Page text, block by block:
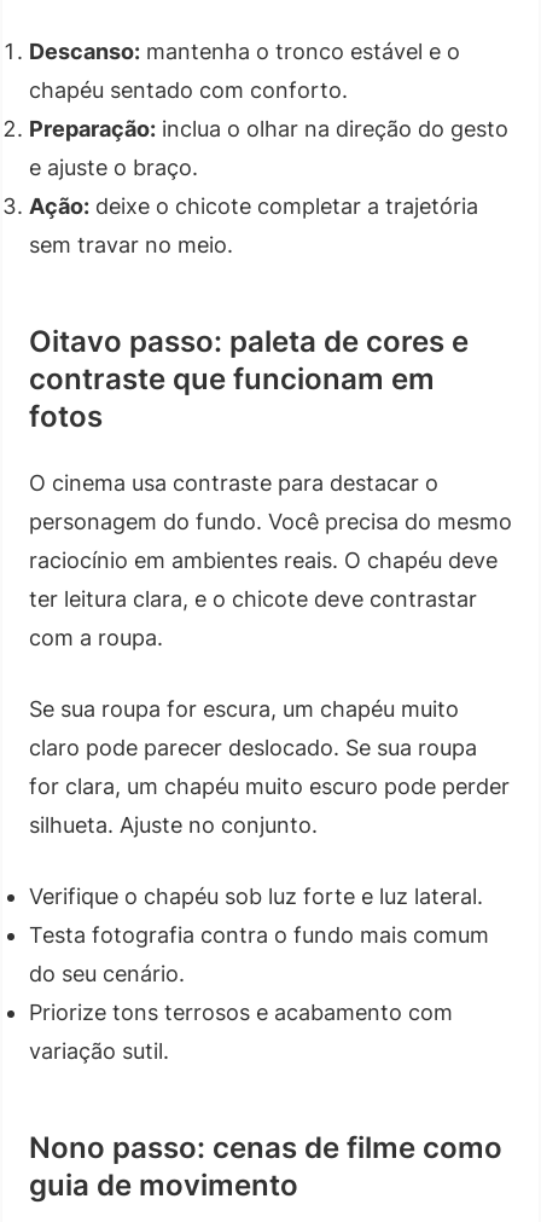
Descanso: mantenha o tronco estável e o
chapéu sentado com conforto.
Preparação: inclua o olhar na direção do gesto
e ajuste o braço.
Ação: deixe o chicote completar a trajetória
sem travar no meio.
Oitavo passo: paleta de cores e
contraste que funcionam em
fotos
O cinema usa contraste para destacar o
personagem do fundo. Você precisa do mesmo
raciocínio em ambientes reais. O chapéu deve
ter leitura clara, e o chicote deve contrastar
com a roupa.
Se sua roupa for escura, um chapéu muito
claro pode parecer deslocado. Se sua roupa
for clara, um chapéu muito escuro pode perder
silhueta. Ajuste no conjunto.
Verifique o chapéu sob luz forte e luz lateral.
Testa fotografia contra o fundo mais comum
do seu cenário.
Priorize tons terrosos e acabamento com
variação sutil.
Nono passo: cenas de filme como
guia de movimento